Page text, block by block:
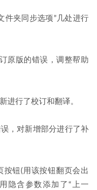
件夹同步选项”几处进行
原版的错误，调整帮助
进行了校订和翻译。
，对新增部分进行了补
按钮(用该按钮翻页会出
隐含参数添加了“上一